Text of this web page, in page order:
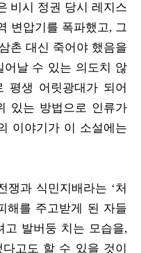
비시 정권 당시 레지스
변압기를 폭파했고, 그
촌 대신 죽어야 했음을
어날 수 있는 의도치 않
평생 어릿광대가 되어
있는 방법으로 인류가
이야기가 이 소설에는
쟁과 식민지배라는 ‘처
해를 주고받게 된 자들
고 발버둥 치는 모습을,
고도 할 수 있을 것이